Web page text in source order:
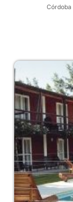
Córdoba